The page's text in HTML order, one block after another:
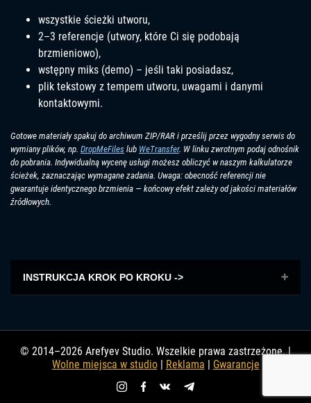
wszystkie ścieżki utworu,
2–3 referencje (utwory, które Ci się podobają
brzmieniowo),
wstępny miks (demo) – jeśli taki posiadasz,
plik tekstowy z tempem utworu, uwagami i danymi
kontaktowymi.
Gotowe materiały spakuj do archiwum ZIP/RAR i prześlij przez wygodny serwis do
wymiany plików, np. DropMeFiles lub WeTransfer. W linku zwrotnym podaj odnośnik
do pobrania. Indywidualną wycenę usługi możesz obliczyć w naszym kalkulatorze
ścieżek, zaznaczając wymagane zadania. Uwaga: obecność referencji nie
gwarantuje identycznego brzmienia — końcowy efekt zależy od jakości materiałów
źródłowych.
INSTRUKCJA KROK PO KROKU ->
© 2014–2026 Arefyev Studio. Wszelkie prawa zastrzeżone. |
Wolne miejsca w studio| Reklama | Gwarancje